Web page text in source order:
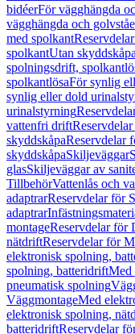
bidéerFör vägghängda
vägghängda och
med spolkant
spolkantUtan skyddskåpa
spolningsdrift,
spolkantlösaFör synlig
synlig eller dold
urinalstyrning
vattenfri drift
skyddskåpaReservdelar
skyddskåpaSkiljeväggar
glasSkiljeväggar av
TillbehörVattenlås och
adaptrarReservdelar för
adaptrar
montageReservdelar för
nätdriftReservdelar för
elektronisk spolning,
spolning, batteridriftMed
pneumatisk spolning
VäggmontageMed
elektronisk spolning,
batteridriftReservdelar